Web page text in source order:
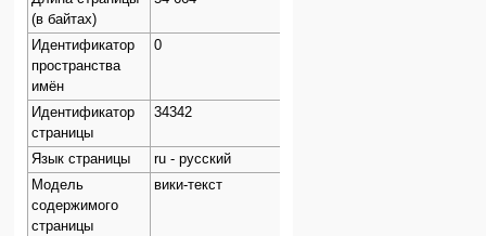
(в байтах)
Идентификатор
пространства
имён
0
Идентификатор
страницы
34342
Язык страницы
ru - русский
Модель
содержимого
страницы
вики-текст